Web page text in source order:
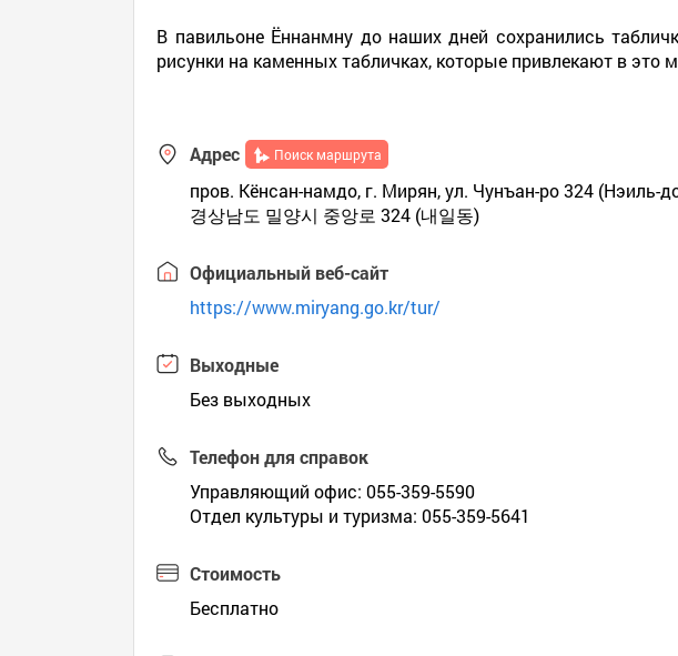
В павильоне Ённанмну до наших дней сохранились
рисунки на каменных табличках, которые привлекают в это
Адрес Поиск маршрута
пров. Кёнсан-намдо, г. Мирян, ул. Чунъан-ро 324 (Нэиль-
경상남도 밀양시 중앙로 324 (내일동)
Официальный веб-сайт
https://www.miryang.go.kr/tur/
Выходные
Без выходных
Телефон для справок
Управляющий офис: 055-359-5590
Отдел культуры и туризма: 055-359-5641
Стоимость
Бесплатно